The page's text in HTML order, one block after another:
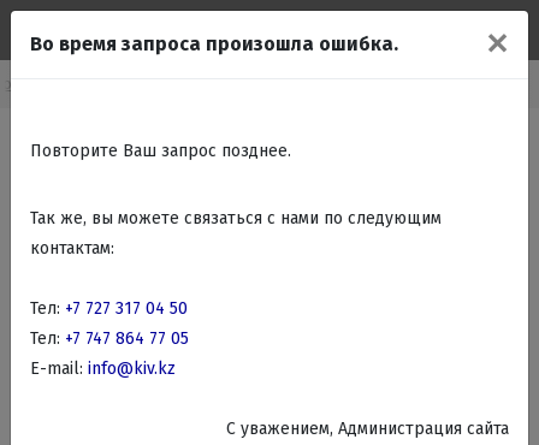
бытовая техника
✕
Во время запроса произошла ошибка.
Повторите Ваш запрос позднее.
Так же, вы можете связаться с нами по следующим
контактам:
Тел: +7 727 317 04 50
Тел: +7 747 864 77 05
E-mail: info@kiv.kz
C уважением, Администрация сайта